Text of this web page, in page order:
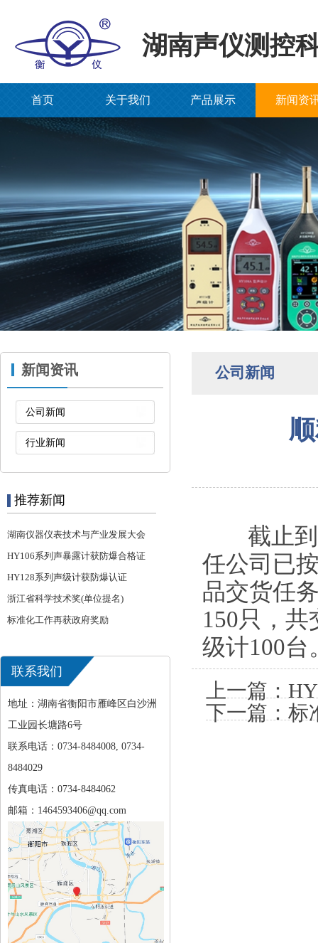
湖南声仪测控
首页 关于我们 产品展示 新闻资
新闻资讯
公司新闻
行业新闻
推荐新闻
湖南仪器仪表技术与产业发展大会
HY106系列声暴露计获防爆合格证
HY128系列声级计获防爆认证
浙江省科学技术奖(单位提名)
标准化工作再获政府奖励
联系我们
地址：湖南省衡阳市雁峰区白沙洲
工业园长塘路6号
联系电话：0734-8484008, 0734-
8484029
传真电话：0734-8484062
邮箱：1464593406@qq.com
公司新闻
截止到
任公司已
品交货任
150只，共
级计100台
上一篇：
下一篇： 标